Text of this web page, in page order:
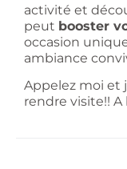
activité et
peut booster
occasion
ambiance
Appelez moi et
rendre visite!!